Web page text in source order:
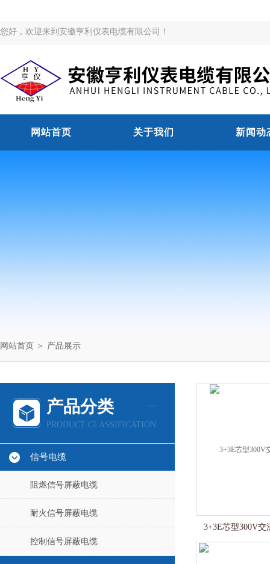
您好，欢迎来到安徽亨利仪表电缆有限公司！
网站首页 关于我们 新闻动
网站首页 ＞ 产品展示
产品分类
PRODUCT CLASSIFICATION
信号电缆
阻燃信号屏蔽电缆
耐火信号屏蔽电缆
控制信号屏蔽电缆
3+3E芯型300V交